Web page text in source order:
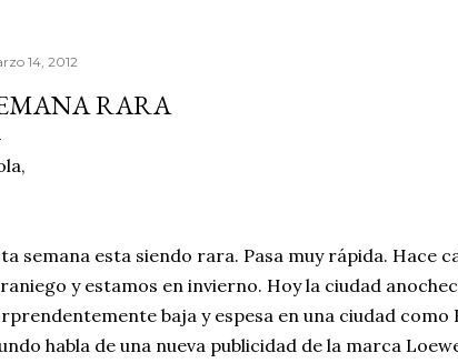
14, 2012
RARA
semana esta siendo rara. Pasa muy rápida. Hace
y estamos en invierno. Hoy la ciudad
baja y espesa en una ciudad
habla de una nueva publicidad de la marca